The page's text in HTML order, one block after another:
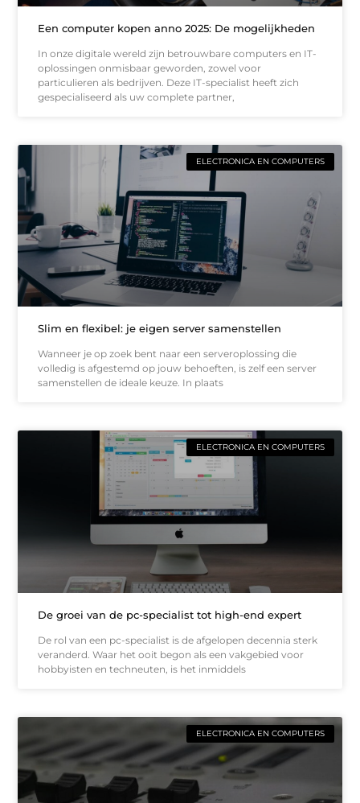
Een computer kopen anno 2025: De mogelijkheden
In onze digitale wereld zijn betrouwbare computers en IT-
oplossingen onmisbaar geworden, zowel voor
particulieren als bedrijven. Deze IT-specialist heeft zich
gespecialiseerd als uw complete partner,
ELECTRONICA EN COMPUTERS
Slim en flexibel: je eigen server samenstellen
Wanneer je op zoek bent naar een serveroplossing die
volledig is afgestemd op jouw behoeften, is zelf een server
samenstellen de ideale keuze. In plaats
ELECTRONICA EN COMPUTERS
De groei van de pc-specialist tot high-end expert
De rol van een pc-specialist is de afgelopen decennia sterk
veranderd. Waar het ooit begon als een vakgebied voor
hobbyisten en techneuten, is het inmiddels
ELECTRONICA EN COMPUTERS